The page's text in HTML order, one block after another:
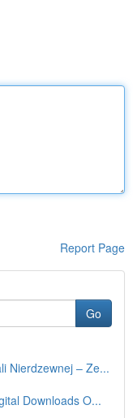
Report Page
Go
Nierdzewnej – Ze...
Downloads O...